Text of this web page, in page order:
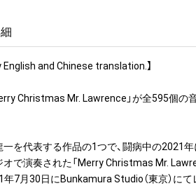
English and Chinese translation.】
Christmas Mr. Lawrence」が全595個の
一を代表する作品の1つで、闘病中の2021
オで演奏された「Merry Christmas Mr.
年7月30日にBunkamura Studio（東京）に